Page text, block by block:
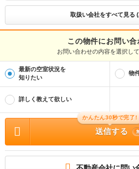
免許番号
三重県知事(4)第3002号
取引態様
100495392884
※お問い合わせの際には、担当者へ物件管理番号をお
分、近鉄山田線/明星駅 歩37分、ＪＲ参宮線/宮川駅
/ 敷金 : 無料、保証金等 : －、 償却、敷引 : － / 住
/ その他 : 近鉄山田鳥羽志摩線 小俣駅徒歩45分/【物
棟】お問い合わせください。掲載画像は同物件別室の
します。 合計1.8万円（内訳：鍵交換代 18000円
0円） 更新料：10，000円 / 駐車場 : 有（敷地内)
即入居可能、ご内覧も可能です。
取扱い会社をすべて見る
この物件にお問い合
お問い合わせの内容を選択し
最新の空室状況を
知りたい
物
詳しく教えて欲しい
かんたん30秒で完了!
送信する